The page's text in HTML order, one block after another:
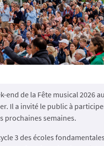
de la Fête musical 2026
Il a invité le public à
prochaines semaines.
3 des écoles